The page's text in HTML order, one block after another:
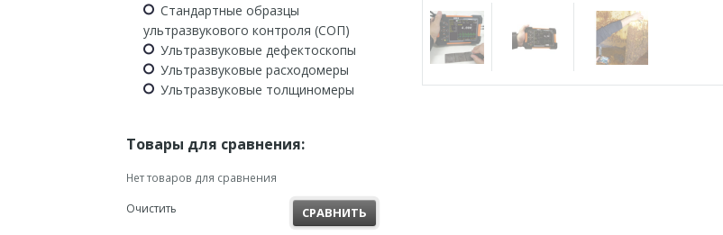
Стандартные образцы
ультразвукового контроля (СОП)
Ультразвуковые дефектоскопы
Ультразвуковые расходомеры
Ультразвуковые толщиномеры
Товары для сравнения:
Нет товаров для сравнения
Очистить
СРАВНИТЬ